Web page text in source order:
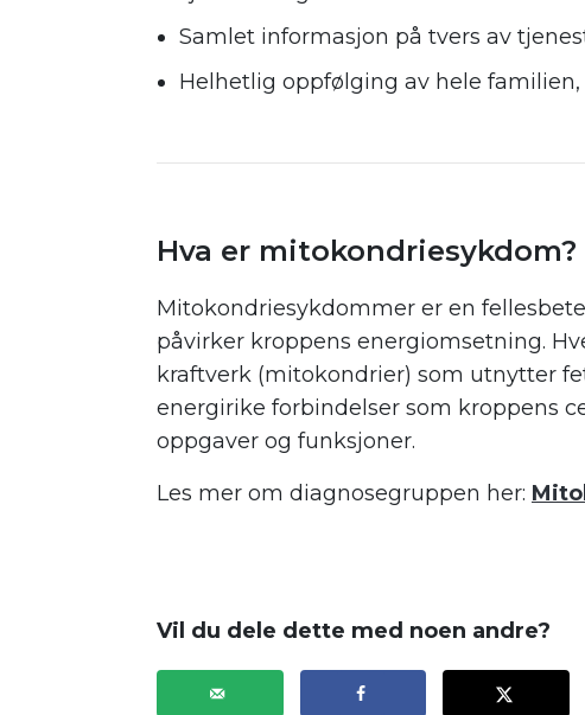
Samlet informasjon på tvers av
Helhetlig oppfølging av hele familien,
Hva er mitokondriesykdom?
Mitokondriesykdommer er en
påvirker kroppens energiomsetning.
kraftverk (mitokondrier) som utnytter
energirike forbindelser som kroppens
oppgaver og funksjoner.
Les mer om diagnosegruppen her:
Vil du dele dette med noen andre?